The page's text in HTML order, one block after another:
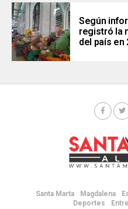
Según
registró la
del país en
Santa Marta Magdalena
Deportes